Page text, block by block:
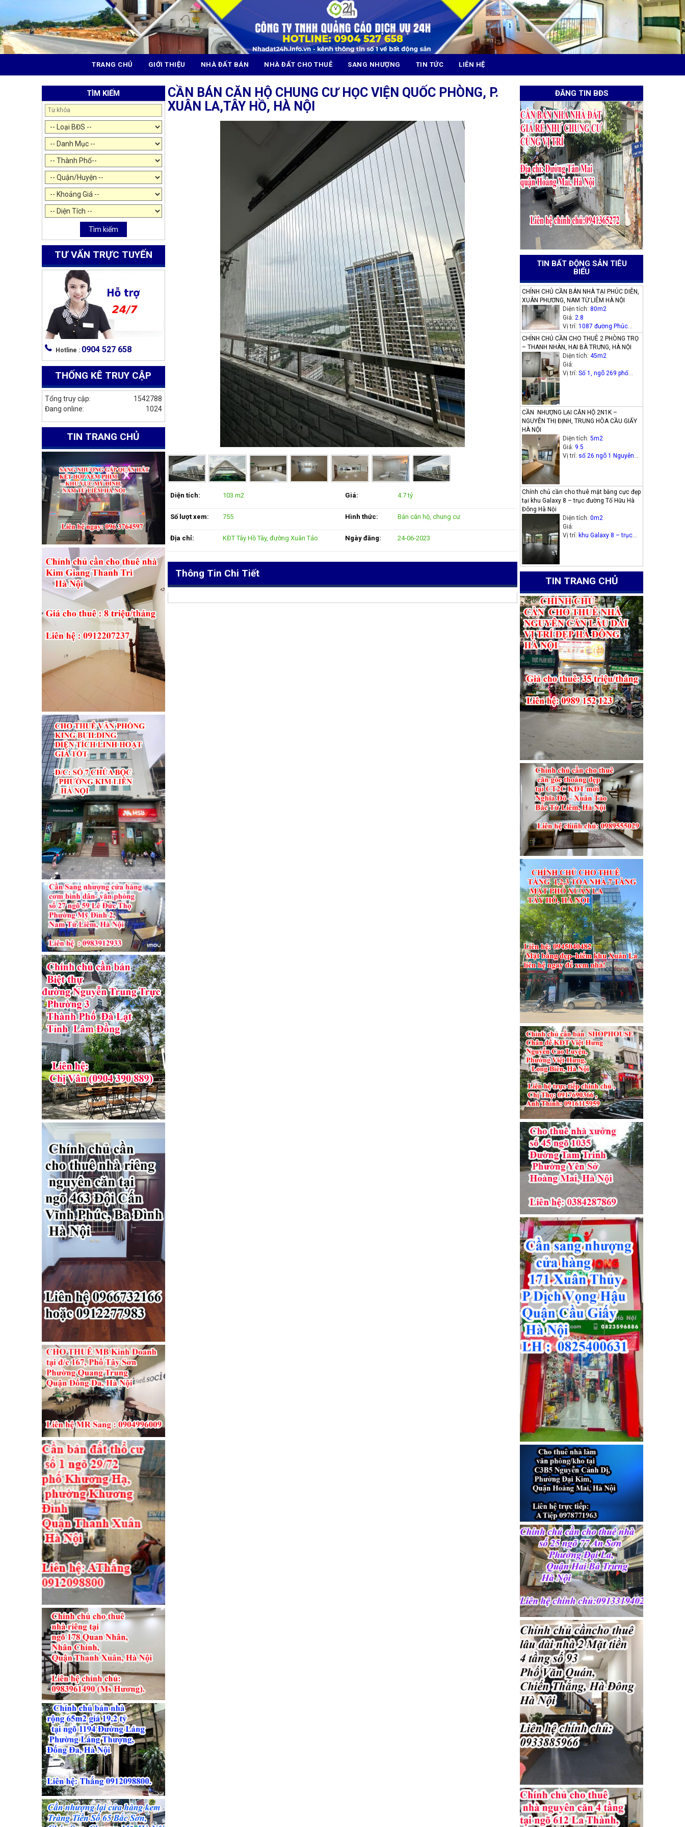
TRANG CHỦ GIỚI THIỆU NHÀ ĐẤT BÁN NHÀ ĐẤT CHO THUÊ SANG NHƯỢNG TIN TỨC LIÊN HỆ
TÌM KIẾM
Tìm kiếm
TƯ VẤN TRỰC TUYẾN
Hotline : 0904 527 658
THỐNG KÊ TRUY CẬP
1542788
Tổng truy cập:
1024
Đang online:
TIN TRANG CHỦ
CẦN BÁN CĂN HỘ CHUNG CƯ HỌC VIỆN QUỐC PHÒNG, P.
XUÂN LA,TÂY HỒ, HÀ NỘI
Diện tích: 103 m2
Số lượt xem: 755
Địa chỉ: KĐT Tây Hồ Tây, đường Xuân Tảo
Giá: 4.7 tỷ
Hình thức: Bán căn hộ, chung cư
Ngày đăng: 24-06-2023
Thông Tin Chi Tiết
ĐĂNG TIN BĐS
TIN BẤT ĐỘNG SẢN TIÊU
BIỂU
CHÍNH CHỦ CẦN BÁN NHÀ TẠI PHÚC DIỄN,
XUÂN PHƯƠNG, NAM TỪ LIÊM HÀ NỘI
Diện tích:80m2
Giá:2.8
Vị trí:1087 đường Phúc
Diễn, phường Xuân Phương,
quận Nam Từ Liêm, Hà Nội
CHÍNH CHỦ CẦN CHO THUÊ 2 PHÒNG TRỌ
– THANH NHÀN, HAI BÀ TRƯNG, HÀ NỘI
Diện tích:45m2
Giá:
Vị trí:Số 1, ngõ 269 phố
CẦN NHƯỢNG LẠI CĂN HỘ 2N1K –
NGUYỄN THỊ ĐỊNH, TRUNG HÒA CẦU GIẤY
HÀ NỘI
Diện tích:5m2
Giá: 9.5
Vị trí: số 26 ngõ 1 Nguyễn
Chính chủ cần cho thuê mặt bằng cực đẹp
tại khu Galaxy 8 – trục đường Tố Hữu Hà
Đông Hà Nội
Diện tích:0m2
Giá:
Vị trí: khu Galaxy 8 – trục
TIN TRANG CHỦ